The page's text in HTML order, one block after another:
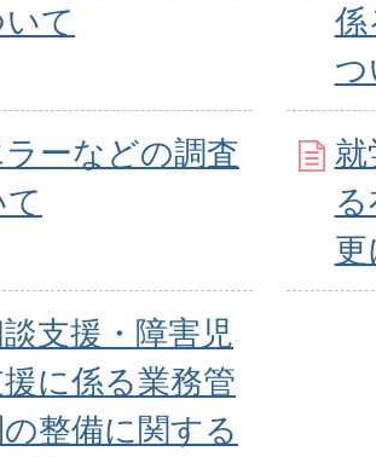
て
係
ーなどの調査
就
支援・障害児
に係る業務管
整備に関する